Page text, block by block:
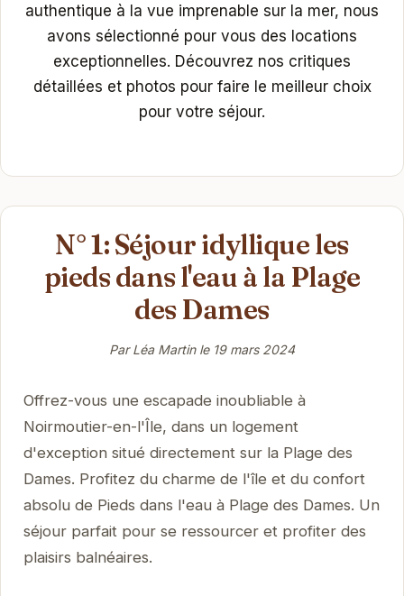
authentique à la vue imprenable sur la mer, nous
avons sélectionné pour vous des locations
exceptionnelles. Découvrez nos critiques
détaillées et photos pour faire le meilleur choix
pour votre séjour.
N° 1: Séjour idyllique les
pieds dans l'eau à la Plage
des Dames
Par Léa Martin le 19 mars 2024
Offrez-vous une escapade inoubliable à
Noirmoutier-en-l'Île, dans un logement
d'exception situé directement sur la Plage des
Dames. Profitez du charme de l'île et du confort
absolu de Pieds dans l'eau à Plage des Dames. Un
séjour parfait pour se ressourcer et profiter des
plaisirs balnéaires.